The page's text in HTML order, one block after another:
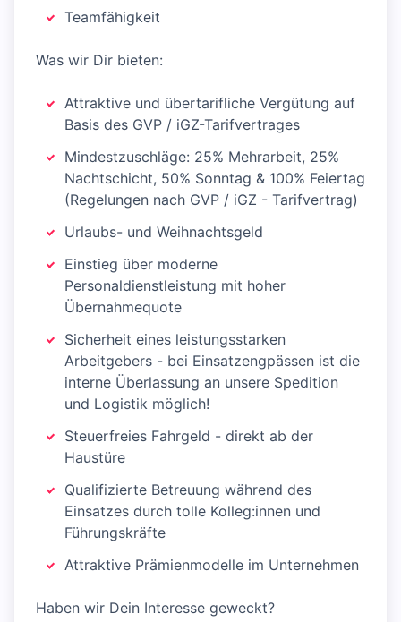
Teamfähigkeit
Was wir Dir bieten:
Attraktive und übertarifliche Vergütung auf
Basis des GVP / iGZ-Tarifvertrages
Mindestzuschläge: 25% Mehrarbeit, 25%
Nachtschicht, 50% Sonntag & 100% Feiertag
(Regelungen nach GVP / iGZ - Tarifvertrag)
Urlaubs- und Weihnachtsgeld
Einstieg über moderne
Personaldienstleistung mit hoher
Übernahmequote
Sicherheit eines leistungsstarken
Arbeitgebers - bei Einsatzengpässen ist die
interne Überlassung an unsere Spedition
und Logistik möglich!
Steuerfreies Fahrgeld - direkt ab der
Haustüre
Qualifizierte Betreuung während des
Einsatzes durch tolle Kolleg:innen und
Führungskräfte
Attraktive Prämienmodelle im Unternehmen
Haben wir Dein Interesse geweckt?